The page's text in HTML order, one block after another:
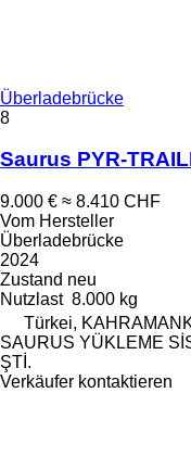
Überladebrücke
8
Saurus PYR-
9.000 € ≈ 8.410 CHF
Vom Hersteller
Überladebrücke
2024
Zustand neu
Nutzlast 8.000 kg
Türkei,
SAURUS YÜKLEME
ŞTİ.
Verkäufer kontaktieren